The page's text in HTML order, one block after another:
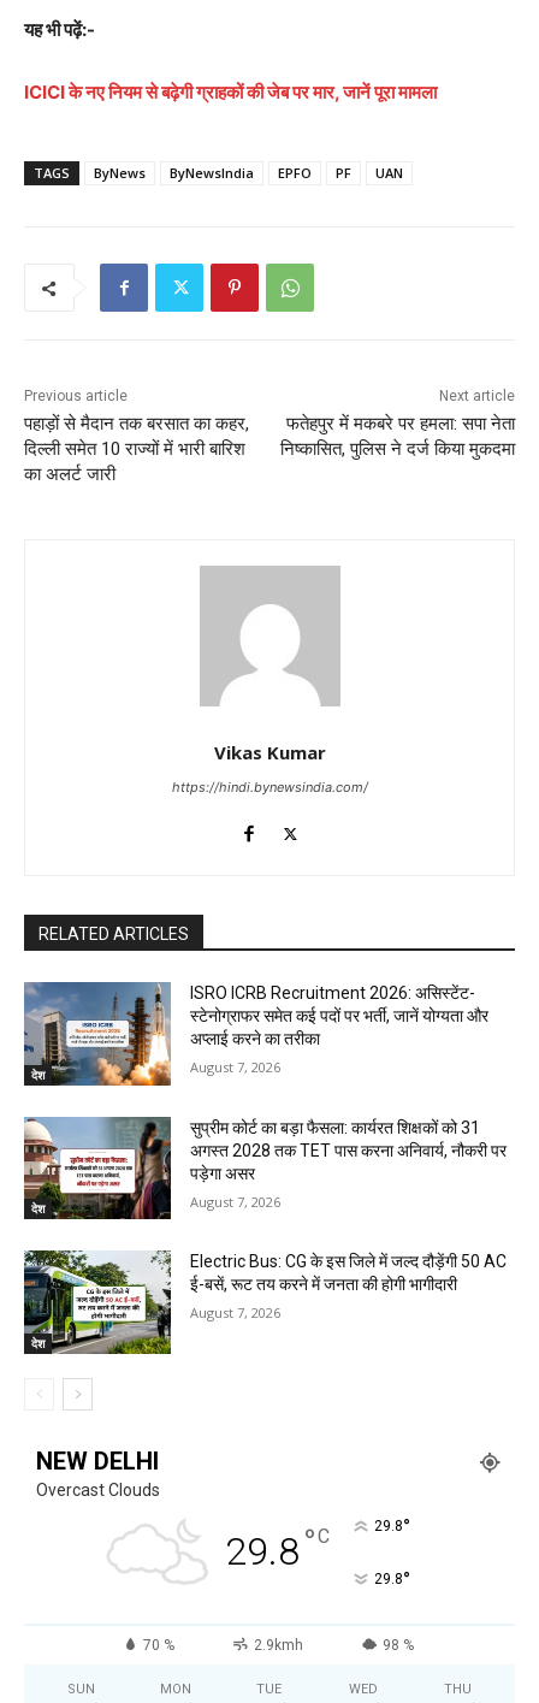
यह भी पढ़ें:-
ICICI के नए नियम से बढ़ेगी ग्राहकों की जेब पर मार, जानें पूरा मामला
TAGS ByNews ByNewsIndia EPFO PF UAN
Previous article
पहाड़ों से मैदान तक बरसात का कहर,
दिल्ली समेत 10 राज्यों में भारी बारिश
का अलर्ट जारी
Next article
फतेहपुर में मकबरे पर हमला: सपा नेता
निष्कासित, पुलिस ने दर्ज किया मुकदमा
Vikas Kumar
https://hindi.bynewsindia.com/
RELATED ARTICLES
देश
ISRO ICRB Recruitment 2026: असिस्टेंट-
स्टेनोग्राफर समेत कई पदों पर भर्ती, जानें योग्यता और
अप्लाई करने का तरीका
August 7, 2026
देश
सुप्रीम कोर्ट का बड़ा फैसला: कार्यरत शिक्षकों को 31
अगस्त 2028 तक TET पास करना अनिवार्य, नौकरी पर
पड़ेगा असर
August 7, 2026
देश
Electric Bus: CG के इस जिले में जल्द दौड़ेंगी 50 AC
ई-बसें, रूट तय करने में जनता की होगी भागीदारी
August 7, 2026
NEW DELHI
Overcast Clouds
29.8°C 29.8°
29.8°
70 % 2.9kmh 98 %
SUN MON TUE WED THU